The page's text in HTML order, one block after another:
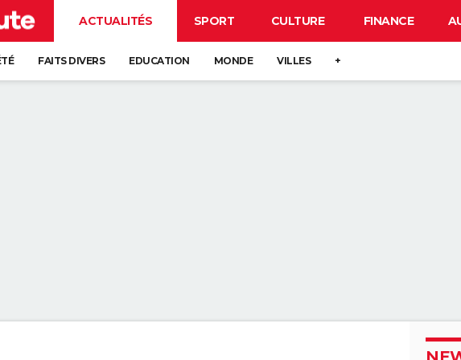
ACTUALITÉS SPORT CULTURE FINANCE
FAITS DIVERS EDUCATION MONDE VILLES +